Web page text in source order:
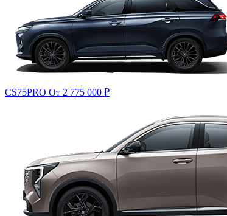
CS75PRO От 2 775 000 ₽